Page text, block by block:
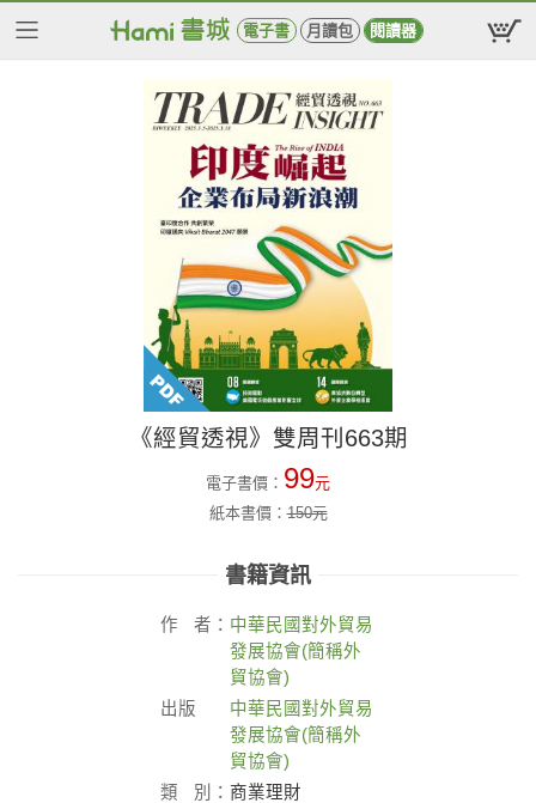
電子書 月讀包 閱讀器
《經貿透視》雙周刊663期
電子書價： 99元
紙本書價：150元
書籍資訊
作 者： 中華民國對外貿易
發展協會(簡稱外
貿協會)
出版
中華民國對外貿易
發展協會(簡稱外
貿協會)
類
別： 商業理財